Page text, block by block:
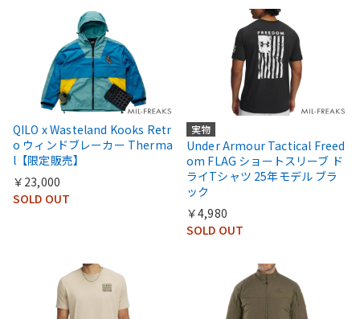
QILO x Wasteland Kooks Retr
o ウィンドブレーカー Therma
l【限定販売】
￥23,000
SOLD OUT
実物
Under Armour Tactical Freed
om FLAG ショートスリーブ ド
ライTシャツ 25年モデル ブラ
ック
￥4,980
SOLD OUT